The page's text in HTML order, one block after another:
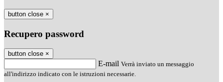
button close ×
Recupero password
button close ×
E-mail Verrà inviato un messaggio
all'indirizzo indicato con le istruzioni necessarie.